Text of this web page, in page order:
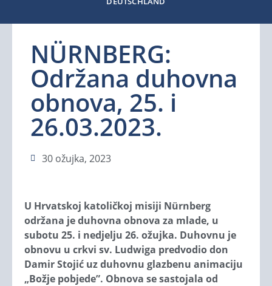
NÜRNBERG:
Održana duhovna
obnova, 25. i
26.03.2023.
30 ožujka, 2023
U Hrvatskoj katoličkoj misiji Nürnberg
održana je duhovna obnova za mlade, u
subotu 25. i nedjelju 26. ožujka. Duhovnu je
obnovu u crkvi sv. Ludwiga predvodio don
Damir Stojić uz duhovnu glazbenu animaciju
„Božje pobjede”. Obnova se sastojala od